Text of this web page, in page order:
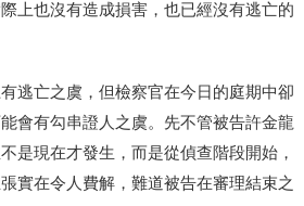
上也沒有造成損害，也已經沒有逃亡的
逃亡之虞，但檢察官在今日的庭期中卻
會有勾串證人之虞。先不管被告許金龍
是現在才發生，而是從偵查階段開始，
實在令人費解，難道被告在審理結束之